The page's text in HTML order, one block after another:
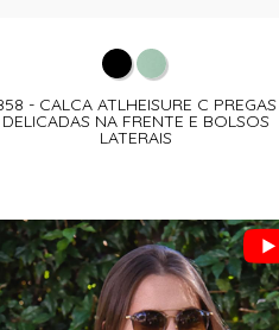
- CALCA ATLHEISURE C PREGAS
DELICADAS NA FRENTE E BOLSOS
LATERAIS